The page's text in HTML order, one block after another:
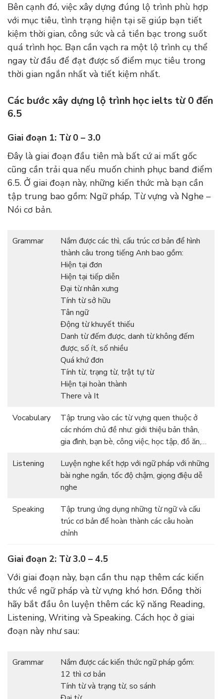
Bên cạnh đó, việc xây dựng đúng lộ trình phù hợp
với mục tiêu, tình trạng hiện tại sẽ giúp bạn tiết
kiệm thời gian, công sức và cả tiền bạc trong suốt
quá trình học. Bạn cần vạch ra một lộ trình cụ thể
ngay từ đầu để đạt được số điểm mục tiêu trong
thời gian ngắn nhất và tiết kiệm nhất.
Các bước xây dựng lộ trình học ielts từ 0 đến
6.5
Giai đoạn 1: Từ 0 – 3.0
Đây là giai đoạn đầu tiên mà bất cứ ai mất gốc
cũng cần trải qua nếu muốn chinh phục band điểm
6.5. Ở giai đoạn này, những kiến thức mà bạn cần
tập trung bao gồm: Ngữ pháp, Từ vựng và Nghe –
Nói cơ bản.
Grammar
Nắm được các thì, cấu trúc cơ bản để hình
thành câu trong tiếng Anh bao gồm:
Hiện tại đơn
Hiện tại tiếp diễn
Đại từ nhân xưng
Tính từ sở hữu
Tân ngữ
Động từ khuyết thiếu
Danh từ đếm được, danh từ không đếm
được, số ít, số nhiều
Quá khứ đơn
Tính từ, trạng từ, trật tự từ
Hiện tại hoàn thành
There và It
Vocabulary
Tập trung vào các từ vựng quen thuộc ở
các nhóm chủ đề như: giới thiệu bản thân,
gia đình, bạn bè, công việc, học tập, đồ ăn,…
Listening
Luyện nghe kết hợp với ngữ pháp với những
bài nghe ngắn, tốc độ chậm, giọng điệu dễ
nghe
Speaking
Tập trung ứng dụng những từ ngữ và cấu
trúc cơ bản để hoàn thành các câu hoàn
chỉnh
Giai đoạn 2: Từ 3.0 – 4.5
Với giai đoạn này, bạn cần thu nạp thêm các kiến
thức về ngữ pháp và từ vựng khó hơn. Đồng thời
hãy bắt đầu ôn luyện thêm các kỹ năng Reading,
Listening, Writing và Speaking. Cách học ở giai
đoạn này như sau:
Grammar
Nắm được các kiến thức ngữ pháp gồm:
12 thì cơ bản
Tính từ và trạng từ, so sánh